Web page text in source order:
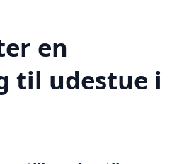
en
til udestue i